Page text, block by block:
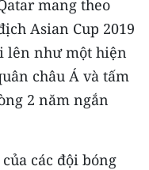
mang theo
Asian Cup 2019
lên như một hiện
châu Á và tấm
2 năm ngắn
các đội bóng